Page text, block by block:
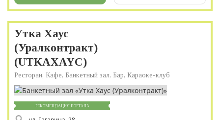
Утка Хаус
(Уралконтракт)
(UTKAXAYC)
Ресторан, Кафе, Банкетный зал, Бар, Караоке-клуб
РЕКОМЕНДАЦИЯ ПОРТАЛА